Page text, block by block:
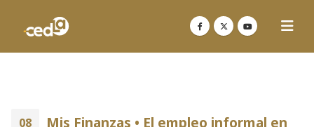
08
Mis Finanzas • El empleo informal en